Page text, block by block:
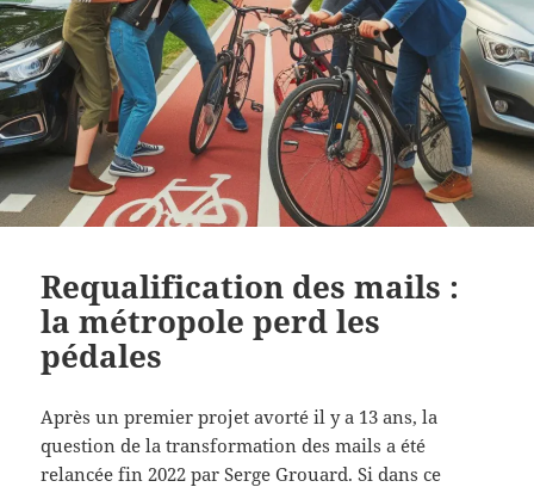
Requalification des mails :
la métropole perd les
pédales
Après un premier projet avorté il y a 13 ans, la
question de la transformation des mails a été
relancée fin 2022 par Serge Grouard. Si dans ce